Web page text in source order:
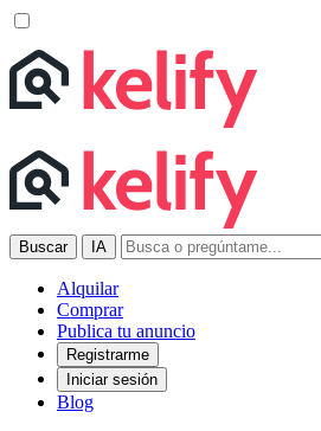
Buscar IA
Alquilar
Comprar
Publica tu anuncio
Registrarme
Iniciar sesión
Blog